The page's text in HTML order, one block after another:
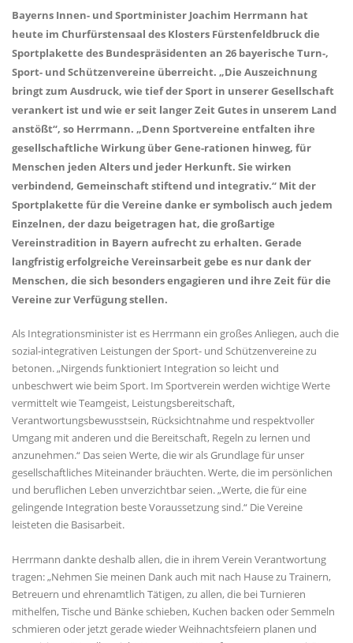
Bayerns Innen- und Sportminister Joachim Herrmann hat
heute im Churfürstensaal des Klosters Fürstenfeldbruck die
Sportplakette des Bundespräsidenten an 26 bayerische Turn-,
Sport- und Schützenvereine überreicht. „Die Auszeichnung
bringt zum Ausdruck, wie tief der Sport in unserer Gesellschaft
verankert ist und wie er seit langer Zeit Gutes in unserem Land
anstößt“, so Herrmann. „Denn Sportvereine entfalten ihre
gesellschaftliche Wirkung über Gene-rationen hinweg, für
Menschen jeden Alters und jeder Herkunft. Sie wirken
verbindend, Gemeinschaft stiftend und integrativ.“ Mit der
Sportplakette für die Vereine danke er symbolisch auch jedem
Einzelnen, der dazu beigetragen hat, die großartige
Vereinstradition in Bayern aufrecht zu erhalten. Gerade
langfristig erfolgreiche Vereinsarbeit gebe es nur dank der
Menschen, die sich besonders engagieren und ihre Zeit für die
Vereine zur Verfügung stellen.
Als Integrationsminister ist es Herrmann ein großes Anliegen, auch die
sozial-integrativen Leistungen der Sport- und Schützenvereine zu
betonen. „Nirgends funktioniert Integration so leicht und
unbeschwert wie beim Sport. Im Sportverein werden wichtige Werte
vermittelt wie Teamgeist, Leistungsbereitschaft,
Verantwortungsbewusstsein, Rücksichtnahme und respektvoller
Umgang mit anderen und die Bereitschaft, Regeln zu lernen und
anzunehmen.“ Das seien Werte, die wir als Grundlage für unser
gesellschaftliches Miteinander bräuchten. Werte, die im persönlichen
und beruflichen Leben unverzichtbar seien. „Werte, die für eine
gelingende Integration beste Voraussetzung sind.“ Die Vereine
leisteten die Basisarbeit.
Herrmann dankte deshalb allen, die in ihrem Verein Verantwortung
tragen: „Nehmen Sie meinen Dank auch mit nach Hause zu Trainern,
Betreuern und ehrenamtlich Tätigen, zu allen, die bei Turnieren
mithelfen, Tische und Bänke schieben, Kuchen backen oder Semmeln
schmieren oder jetzt gerade wieder Weihnachtsfeiern planen und